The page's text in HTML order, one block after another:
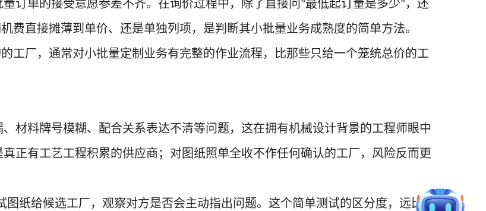
订单的接受意愿参差不齐。在询价过程中，除了直接问 "最低起订量是多少" ，还
费直接摊薄到单价、还是单独列项，是判断其小批量业务成熟度的简单方法。
工厂，通常对小批量定制业务有完整的作业流程，比那些只给一个笼统总价的工
材料牌号模糊、配合关系表达不清等问题，这在拥有机械设计背景的工程师眼中
正有工艺工程积累的供应商；对图纸照单全收不作任何确认的工厂，风险反而更
图纸给候选工厂，观察对方是否会主动指出问题。这个简单测试的区分度，远比